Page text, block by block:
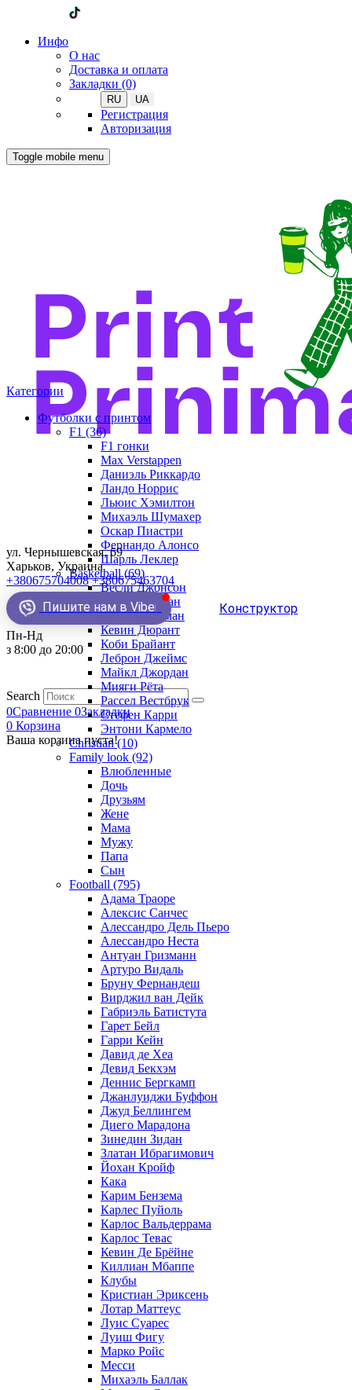
Инфо
О нас
Доставка и оплата
Закладки (0)
RU UA
Регистрация
Авторизация
Toggle mobile menu
ул. Чернышевская, 69
Харьков, Украина
+380675704008 +380675463704
Пишите нам в Viber Конструктор
Пн-Нд
з 8:00 до 20:00
Search
0Сравнение 0Закладки
0 Корзина
Ваша корзина пуста!
Категории
Футболки с принтом
F1 (36)
F1 гонки
Max Verstappen
Даниэль Риккардо
Ландо Норрис
Льюис Хэмилтон
Михаэль Шумахер
Оскар Пиастри
Фернандо Алонсо
Шарль Леклер
Basketball (69)
Весли Джонсон
Демар Деразан
Деннис Родман
Кевин Дюрант
Коби Брайант
Леброн Джеймс
Майкл Джордан
Мияги Рёта
Рассел Вестбрук
Стефен Карри
Энтони Кармело
Christian (10)
Family look (92)
Влюбленные
Дочь
Друзьям
Жене
Мама
Мужу
Папа
Сын
Football (795)
Адама Траоре
Алексис Санчес
Алессандро Дель Пьеро
Алессандро Неста
Антуан Гризманн
Артуро Видаль
Бруну Фернандеш
Вирджил ван Дейк
Габриэль Батистута
Гарет Бейл
Гарри Кейн
Давид де Хеа
Девид Бекхэм
Деннис Бергкамп
Джанлуиджи Буффон
Джуд Беллингем
Диего Марадона
Зинедин Зидан
Златан Ибрагимович
Йохан Кройф
Кака
Карим Бензема
Карлес Пуйоль
Карлос Вальдеррама
Карлос Тевас
Кевин Де Брёйне
Киллиан Мбаппе
Клубы
Кристиан Эриксень
Лотар Маттеус
Луис Суарес
Луиш Фигу
Марко Ройс
Месси
Михаэль Баллак